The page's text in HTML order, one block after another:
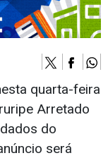
quarta-feira
Arretado
do
será